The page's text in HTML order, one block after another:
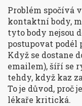
Problém spočívá
kontaktní body,
tyto body nejsou
postupovat podél
Když se dostane
emailem), šíří se
tehdy, když kaz
To je důvod, proč
lékaře kritická.